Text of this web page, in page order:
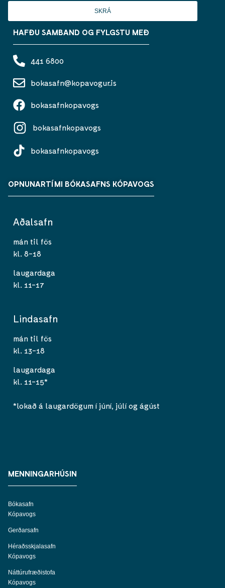
SKRÁ
HAFÐU SAMBAND OG FYLGSTU MEÐ
441 6800
bokasafn@kopavogur.is
bokasafnkopavogs
bokasafnkopavogs
bokasafnkopavogs
OPNUNARTÍMI BÓKASAFNS KÓPAVOGS
Aðalsafn
mán til fös
kl. 8-18
laugardaga
kl. 11-17
Lindasafn
mán til fös
kl. 13-18
laugardaga
kl. 11-15*
*lokað á laugardögum í júní, júlí og ágúst
MENNINGARHÚSIN
Bókasafn
Kópavogs
Gerðarsafn
Héraðsskjalasafn
Kópavogs
Náttúrufræðistofa
Kópavogs